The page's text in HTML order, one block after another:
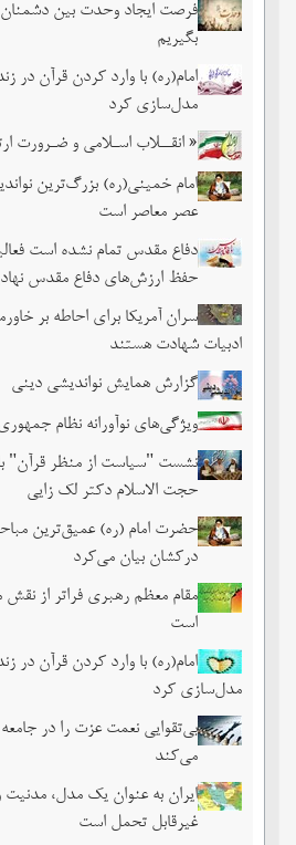
فرصت ایجاد وحدت بین دشمنان
بگیریم
امام(ره) با وارد کردن قرآن در
مدل‌سازی کرد
« انقــلاب اسـلامی و ضـرورت
امام خمینی(ره) بزرگ‌ترین
عصر معاصر است
دفاع مقدس تمام نشده است
حفظ ارزش‌های دفاع مقدس
سران آمریکا برای احاطه بر
ادبیات شهادت هستند
گزارش همایش نواندیشی دینی
ویژگی‌های نوآورانه نظام
نشست‏ "سیاست از منظر قرآن"
حجت الاسلام دکتر لک زایی
حضرت امام (ره) عمیق‌ترین مباحث
درکشان بیان می‌کرد
مقام معظم رهبری فراتر از نقش
است
امام(ره) با وارد کردن قرآن در
مدل‌سازی کرد
بی‌تقوایی نعمت عزت را در
می‌کند
ایران به عنوان یک مدل،
غیرقابل تحمل است